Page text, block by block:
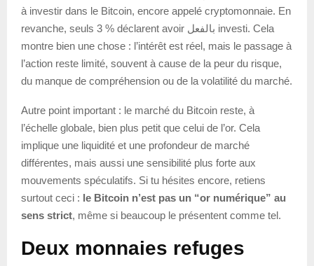
à investir dans le Bitcoin, encore appelé cryptomonnaie. En
revanche, seuls 3 % déclarent avoir بالفعل investi. Cela
montre bien une chose : l’intérêt est réel, mais le passage à
l’action reste limité, souvent à cause de la peur du risque,
du manque de compréhension ou de la volatilité du marché.
Autre point important : le marché du Bitcoin reste, à
l’échelle globale, bien plus petit que celui de l’or. Cela
implique une liquidité et une profondeur de marché
différentes, mais aussi une sensibilité plus forte aux
mouvements spéculatifs. Si tu hésites encore, retiens
surtout ceci : le Bitcoin n’est pas un “or numérique” au
sens strict, même si beaucoup le présentent comme tel.
Deux monnaies refuges